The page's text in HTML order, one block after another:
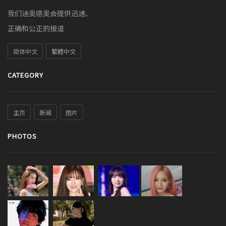
我们迪奥德奥会提供迅速、
正确和公正的报道
简体中文 繁體中文
CATEGORY
主页 新闻 图片
PHOTOS